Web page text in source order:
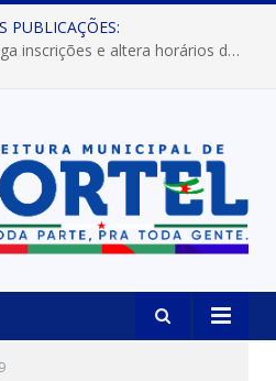
PUBLICAÇÕES:
Prefeitura de Portel prorroga inscrições e altera horários dos concursos “Musa” e “Miss Mix Verão 2026”